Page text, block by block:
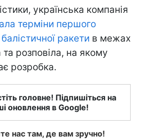
українська компанія
терміни першого
ракети в межах
розповіла, на якому
розробка.
головне! Підпишіться на
оновлення в Google!
нас там, де вам зручно!